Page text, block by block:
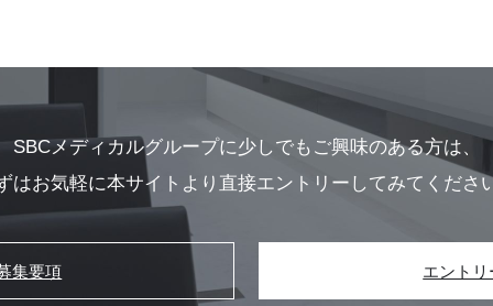
SBCメディカルグループに少しでも ご興味のある方は、
はお気軽に本サイト より直接エントリーしてみてくださ
集要項 エントリ